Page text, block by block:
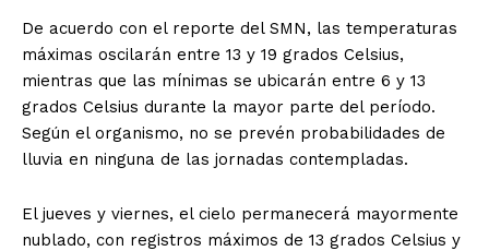
De acuerdo con el reporte del SMN, las temperaturas
máximas oscilarán entre 13 y 19 grados Celsius,
mientras que las mínimas se ubicarán entre 6 y 13
grados Celsius durante la mayor parte del período.
Según el organismo, no se prevén probabilidades de
lluvia en ninguna de las jornadas contempladas.
El jueves y viernes, el cielo permanecerá mayormente
nublado, con registros máximos de 13 grados Celsius y